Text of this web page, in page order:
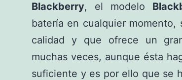
Blackberry, el modelo
batería en cualquier
calidad y que ofrece un
muchas veces, aunque ésta
suficiente y es por ello que se